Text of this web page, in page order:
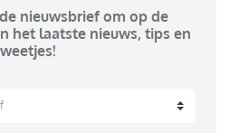
nieuwsbrief om op de
het laatste nieuws, tips en
weetjes!